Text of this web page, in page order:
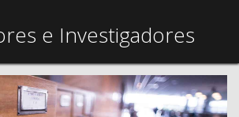
e Investigadores